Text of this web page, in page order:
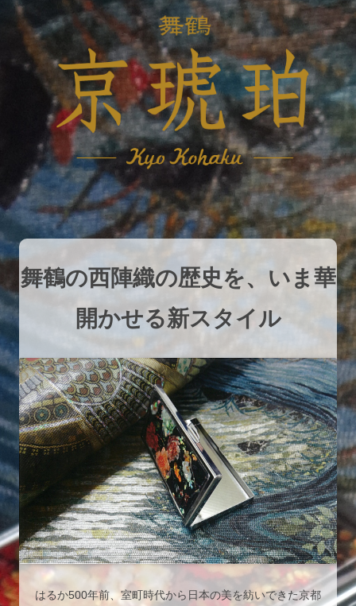
舞鶴の西陣織の歴史を、いま華
開かせる新スタイル
はるか500年前、室町時代から日本の美を紡いできた京都